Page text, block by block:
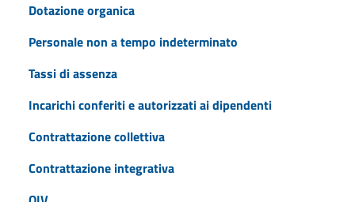
Dotazione organica
Personale non a tempo indeterminato
Tassi di assenza
Incarichi conferiti e autorizzati ai dipendenti
Contrattazione collettiva
Contrattazione integrativa